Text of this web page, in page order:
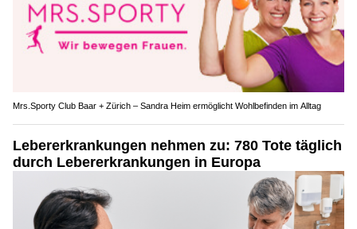
Mrs.Sporty Club Baar + Zürich – Sandra Heim ermöglicht Wohlbefinden im Alltag
Lebererkrankungen nehmen zu: 780 Tote täglich
durch Lebererkrankungen in Europa